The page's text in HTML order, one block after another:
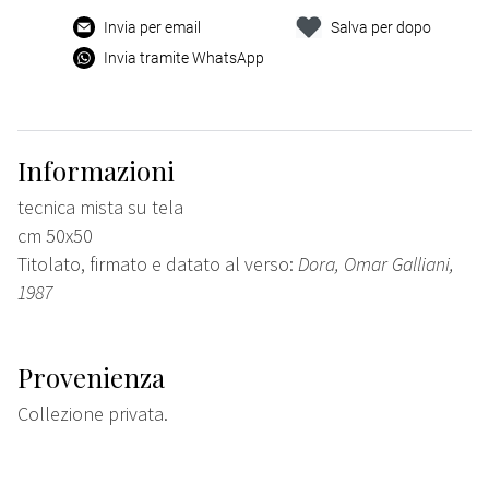
Invia per email
Invia tramite WhatsApp
Salva per dopo
Informazioni
tecnica mista su tela
cm 50x50
Titolato, firmato e datato al verso: Dora, Omar Galliani,
1987
Provenienza
Collezione privata.